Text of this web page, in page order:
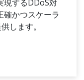
現するDDoS対
確かつスケーラ
します。